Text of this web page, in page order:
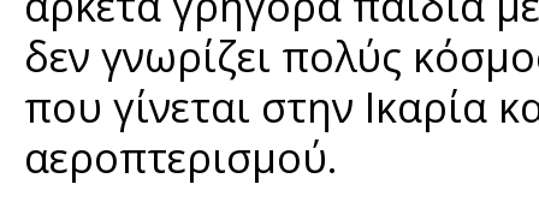
δεν γνωρίζει πολύς
που γίνεται στην Ικαρία
αεροπτερισμού.